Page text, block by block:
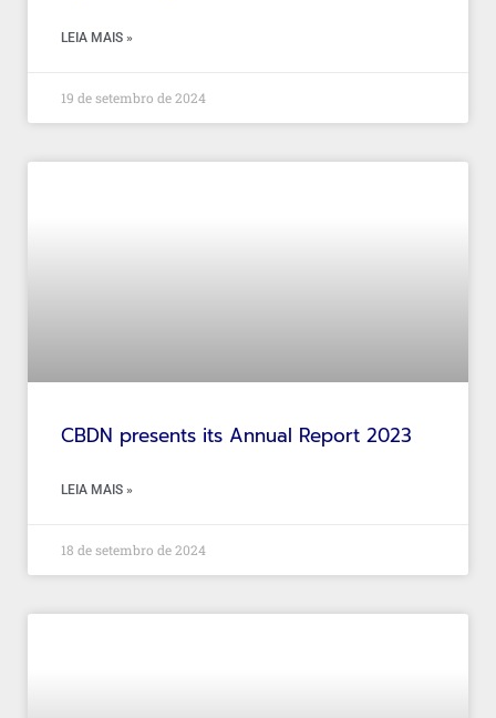
LEIA MAIS »
19 de setembro de 2024
CBDN presents its Annual Report 2023
LEIA MAIS »
18 de setembro de 2024